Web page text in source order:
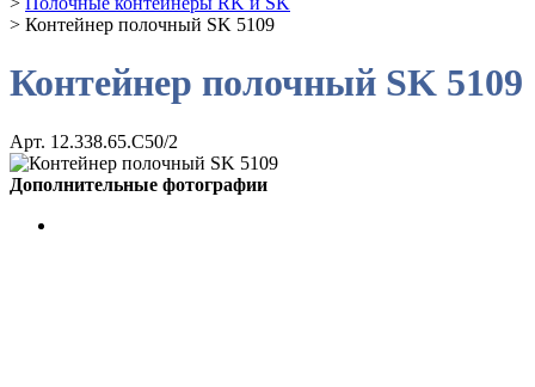
> Контейнер полочный SK 5109
Контейнер полочный SK 5109
Арт. 12.338.65.С50/2
Дополнительные фотографии